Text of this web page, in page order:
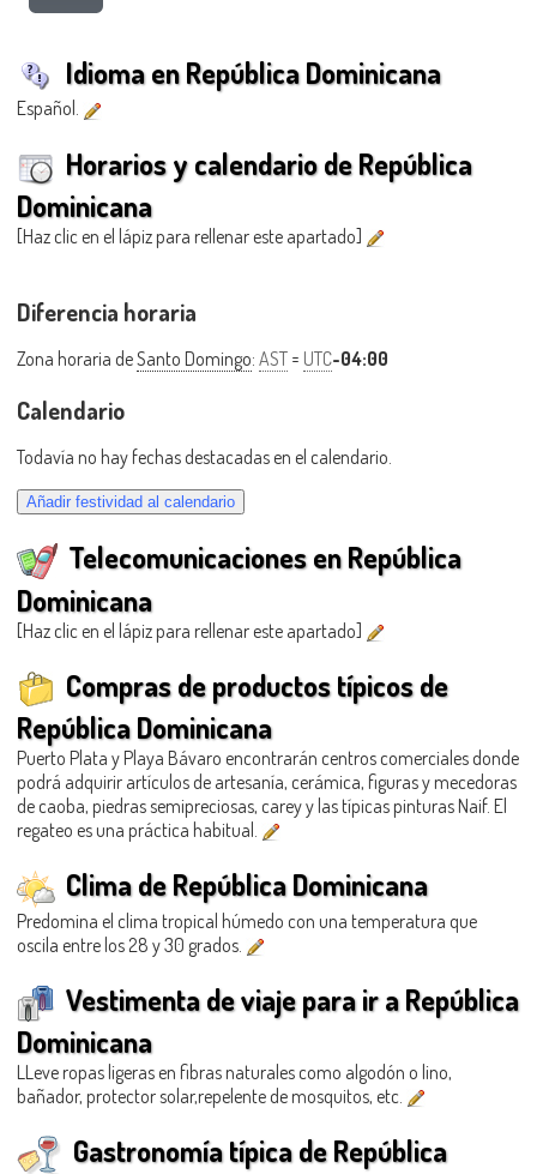
Idioma en República Dominicana
Español.
Horarios y calendario de República
Dominicana
[Haz clic en el lápiz para rellenar este apartado]
Diferencia horaria
Zona horaria deSanto Domingo: AST = UTC-04:00
Calendario
Todavía no hay fechas destacadas en el calendario.
Telecomunicaciones en República
Dominicana
[Haz clic en el lápiz para rellenar este apartado]
Compras de productos típicos de
República Dominicana
Puerto Plata y Playa Bávaro encontrarán centros comerciales donde
podrá adquirir artículos de artesanía, cerámica, figuras y mecedoras
de caoba, piedras semipreciosas, carey y las típicas pinturas Naif. El
regateo es una práctica habitual.
Clima de República Dominicana
Predomina el clima tropical húmedo con una temperatura que
oscila entre los 28 y 30 grados.
Vestimenta de viaje para ir a República
Dominicana
LLeve ropas ligeras en fibras naturales como algodón o lino,
bañador, protector solar,repelente de mosquitos, etc.
Gastronomía típica de República